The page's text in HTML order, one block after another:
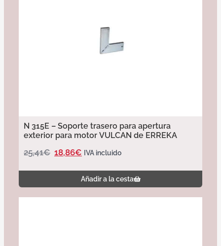
N 315E – Soporte trasero para apertura
exterior para motor VULCAN de ERREKA
25,41€ 18,86€ IVA incluido
Añadir a la cesta